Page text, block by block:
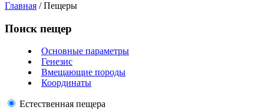
Главная / Пещеры
Поиск пещер
Основные параметры
Генезис
Вмещающие породы
Координаты
Естественная пещера